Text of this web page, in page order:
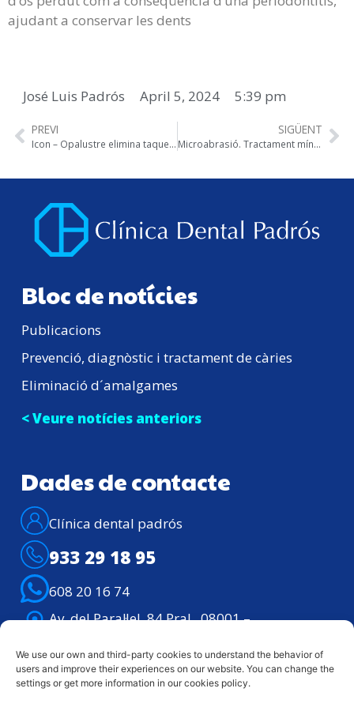
We use our own and third-party cookies to understand the behavior of
users and improve their experiences on our website. You can change the
settings or get more information in our cookies policy.
ajudant a conservar les dents
José Luis Padrós April 5, 2024 5:39 pm
PREVI
Icon – Opalustre elimina taques fluorosi
SIGÜENT
Microabrasió. Tractament mínimament invasiu de la càries dental
Bloc de notícies
Publicacions
Prevenció, diagnòstic i tractament de càries
Eliminació d´amalgames
< Veure notícies anteriors
Dades de contacte
Clínica dental padrós
933 29 18 95
608 20 16 74
Av. del Paral·lel, 84 Pral., 08001 –
Atenció telefònica: Dilluns – divendres de
9h. a 21h.